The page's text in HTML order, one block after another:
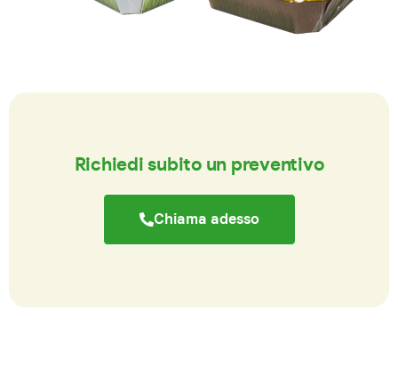
Richiedi subito un preventivo
Chiama adesso